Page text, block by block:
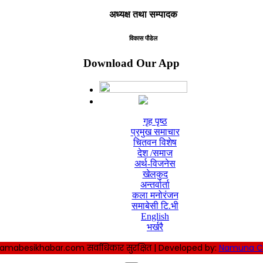
अध्यक्ष तथा सम्पादक
विकास पौडेल
Download Our App
गृह पृष्ठ
प्रमुख समाचार
चितवन विशेष
देश /समाज
अर्थ-विजनेस
खेलकुद
अन्तर्वार्ता
कला मनोरंजन
समाबेसी टि.भी
English
भर्खरै
सर्वाधिकार सुरक्षित | Developed by: Namuna